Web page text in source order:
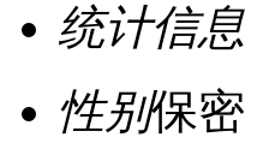
统计信息
性别保密